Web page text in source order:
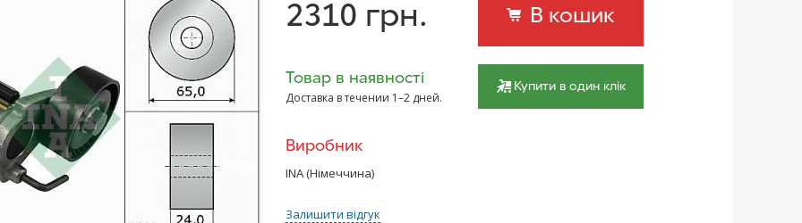
В кошик
Купити в один клік
2310 грн.
Товар в наявності
Доставка в течении 1–2 дней.
Виробник
INA (Німеччина)
Залишити відгук